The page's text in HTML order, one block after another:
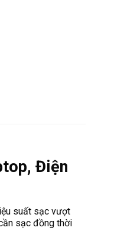
Điện
suất sạc vượt
sạc đồng thời